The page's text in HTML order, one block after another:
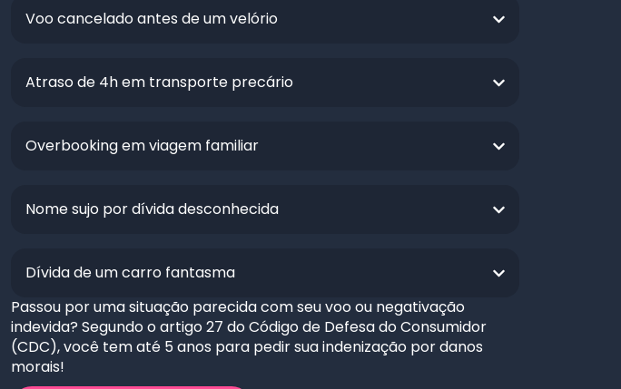
Voo cancelado antes de um velório
Atraso de 4h em transporte precário
Overbooking em viagem familiar
Nome sujo por dívida desconhecida
Dívida de um carro fantasma
Passou por uma situação parecida com seu voo ou negativação
indevida? Segundo o artigo 27 do Código de Defesa do Consumidor
(CDC), você tem até 5 anos para pedir sua indenização por danos
morais!